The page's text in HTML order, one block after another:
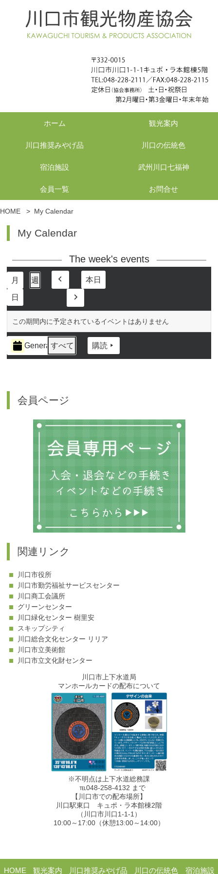
ホーム 観光案内
川口推奨みやげ品 川口の伝統色
宿泊施設 武州川口七福神
会員一覧 お問合せ
HOME > My Calendar
My Calendar
The week's events
月 週
日
本日
この期間内に予定されているイベントはありません
イ
ベ
Generalすべて 購読
会員ページ
関連リンク
川口市役所
川口市勤労福祉サービスセンター
川口商工会議所
グリーンセンター
川口緑化センター 樹里安
スキップシティ
川口総合文化センター リリア
川口市立美術館
川口市立文化財センター
川口市上下水道局
マンホールカードの配布について
※不明点は上下水道総務課
℡048-258-4132 まで
【川口市での配布場所】
川口駅東口 キュポ・ラ本館棟2階
（川口市川口1-1-1）
10:00～17:00（休憩13:00～14:00）
HOME 観光案内 川口推奨みやげ品 川口の伝統色 宿泊施設